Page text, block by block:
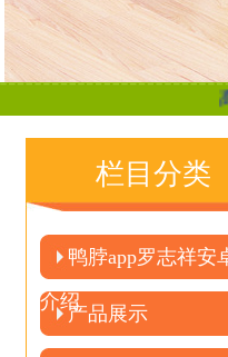
高驰发布全新
栏目分类
鸭脖app罗志祥安
介绍
产品展示